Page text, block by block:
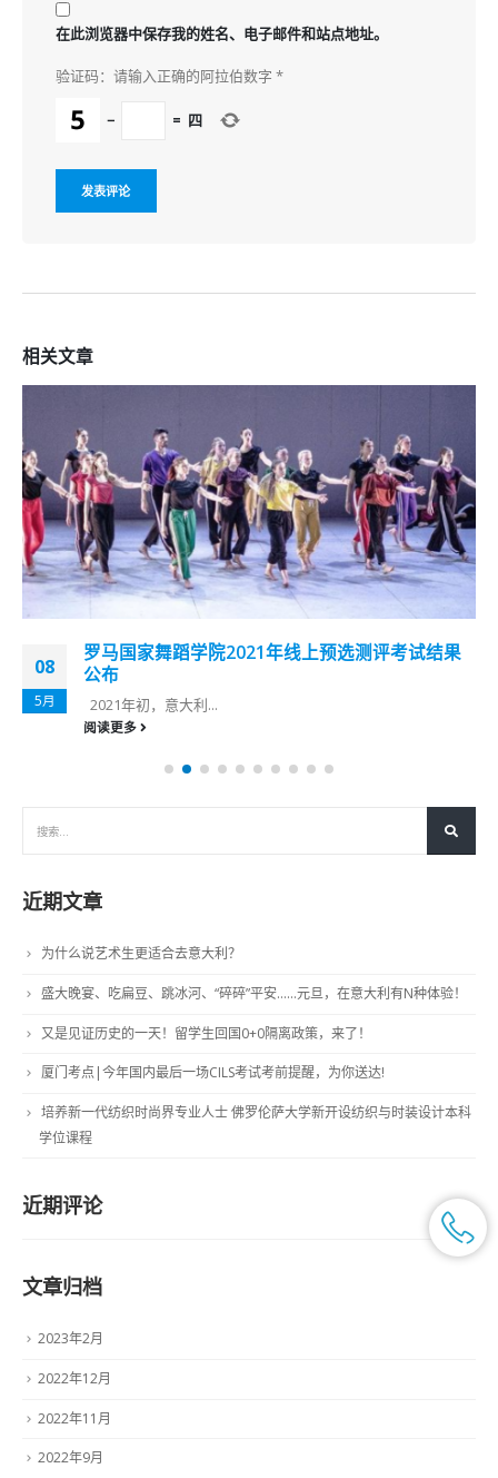
在此浏览器中保存我的姓名、电子邮件和站点地址。
验证码：请输入正确的阿拉伯数字 *
− = 四
相关文章
08
5月
罗马国家舞蹈学院2021年线上预选测评考试结果
公布
2021年初，意大利...
阅读更多
近期文章
为什么说艺术生更适合去意大利？
盛大晚宴、吃扁豆、跳冰河、“碎碎”平安……元旦，在意大利有N种体验！
又是见证历史的一天！留学生回国0+0隔离政策，来了！
厦门考点|今年国内最后一场CILS考试考前提醒，为你送达!
培养新一代纺织时尚界专业人士 佛罗伦萨大学新开设纺织与时装设计本科
学位课程
近期评论
文章归档
2023年2月
2022年12月
2022年11月
2022年9月